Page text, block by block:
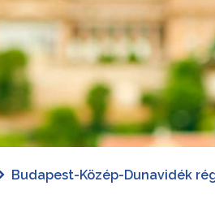
Budapest-Közép-Dunavidék